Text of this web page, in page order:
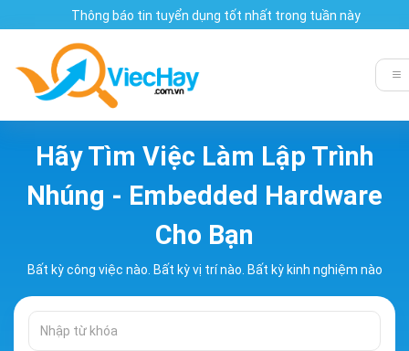
Thông báo tin tuyển dụng tốt nhất trong tuần này
Hãy Tìm Việc Làm Lập Trình
Nhúng - Embedded Hardware
Cho Bạn
Bất kỳ công việc nào. Bất kỳ vị trí nào. Bất kỳ kinh nghiệm nào